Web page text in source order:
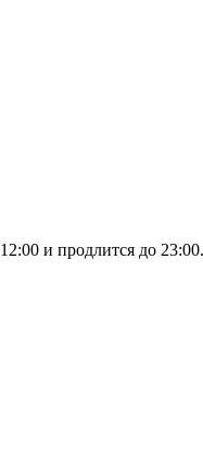
и продлится до 23:00.